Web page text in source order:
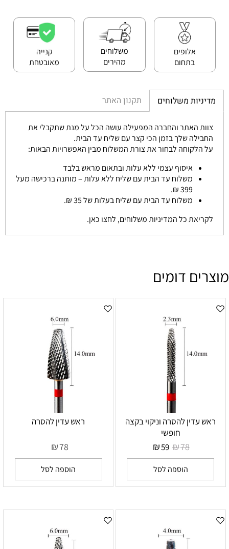
אלופים
בתחום
משלוחים
מהירים
קנייה
מאובטחת
מדיניות משלוחים תקנון האתר
צוות האתר והחברה המפעילה עושה הכל על מנת שתקבלי את
החבילה שלך בזמן הכי קצר עם שליח עד הבית.
על הלקוחה לבחור את צורת המשלוח מבין האפשרויות הבאות:
איסוף עצמי ללא עלות ובתאום מראש בלבד
משלוח עד הבית עם שליח ללא עלות – מותנה ברכישה מעל
399 ₪.
משלוח עד הבית עם שליח בעלות של 35 ₪.
לקריאת כל המדיניות משלוחים, לחצו כאן.
מוצרים דומים
ראש עדין להסרה וניקוי בקצה
חופשי
₪78
₪59
הוספה לסל
ראש עדין להסרה
₪78
הוספה לסל